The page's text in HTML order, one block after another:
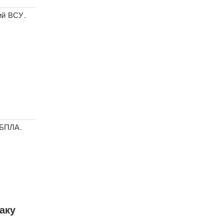
ВСУ.
БПЛА.